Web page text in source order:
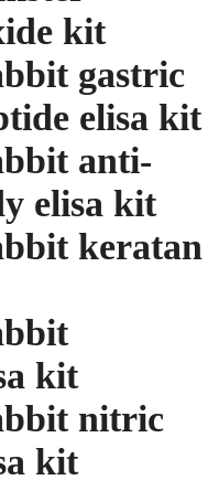
kit
gastric
elisa kit
anti-
elisa kit
keratan
kit
nitric
kit